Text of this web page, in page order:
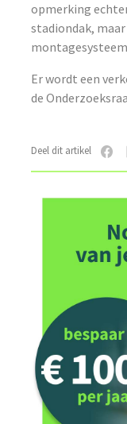
opmerking
stadiondak,
Er wordt een
de
Deel dit artikel